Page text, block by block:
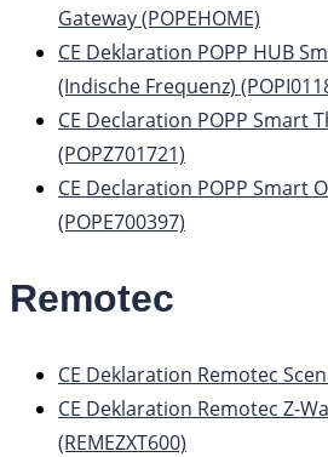
Gateway (POPEHOME)
CE Deklaration POPP HUB
(Indische Frequenz)
CE Declaration POPP Smart
(POPZ701721)
CE Declaration POPP Smart
(POPE700397)
Remotec
CE Deklaration Remotec
CE Deklaration Remotec Z-
(REMEZXT600)